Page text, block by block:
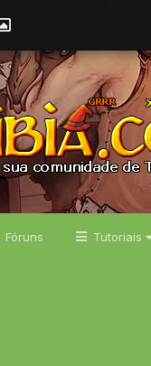
Fóruns Tutoriais